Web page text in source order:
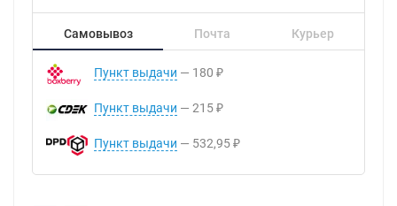
Самовывоз Почта Курьер
Пункт выдачи 180 ₽
Пункт выдачи 215 ₽
Пункт выдачи 532,95 ₽